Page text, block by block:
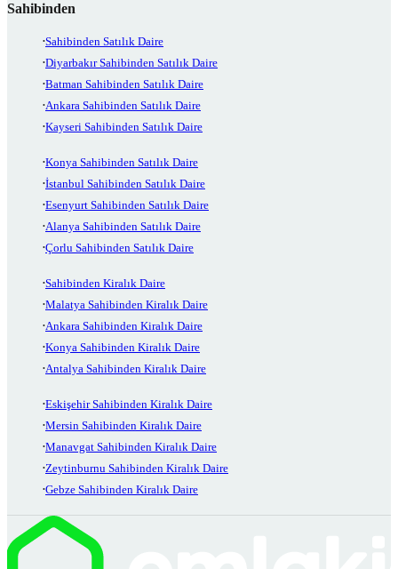
Sahibinden
Sahibinden Satılık Daire
Diyarbakır Sahibinden Satılık Daire
Batman Sahibinden Satılık Daire
Ankara Sahibinden Satılık Daire
Kayseri Sahibinden Satılık Daire
Konya Sahibinden Satılık Daire
İstanbul Sahibinden Satılık Daire
Esenyurt Sahibinden Satılık Daire
Alanya Sahibinden Satılık Daire
Çorlu Sahibinden Satılık Daire
Sahibinden Kiralık Daire
Malatya Sahibinden Kiralık Daire
Ankara Sahibinden Kiralık Daire
Konya Sahibinden Kiralık Daire
Antalya Sahibinden Kiralık Daire
Eskişehir Sahibinden Kiralık Daire
Mersin Sahibinden Kiralık Daire
Manavgat Sahibinden Kiralık Daire
Zeytinburnu Sahibinden Kiralık Daire
Gebze Sahibinden Kiralık Daire